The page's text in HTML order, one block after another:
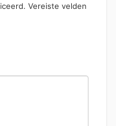
Vereiste velden